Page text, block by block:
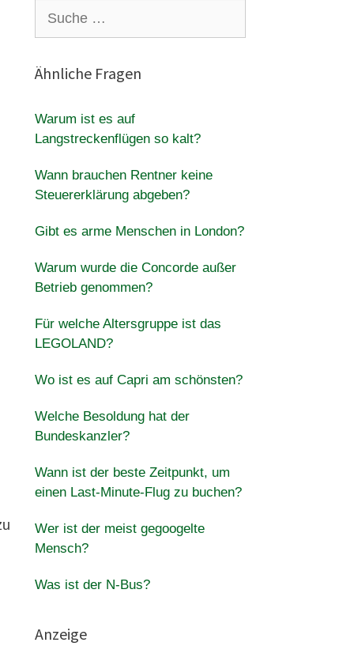
nach:
Ähnliche Fragen
Warum ist es auf
Langstreckenflügen so kalt?
Wann brauchen Rentner keine
Steuererklärung abgeben?
Gibt es arme Menschen in London?
Warum wurde die Concorde außer
Betrieb genommen?
Für welche Altersgruppe ist das
LEGOLAND?
Wo ist es auf Capri am schönsten?
Welche Besoldung hat der
Bundeskanzler?
Wann ist der beste Zeitpunkt, um
einen Last-Minute-Flug zu buchen?
Wer ist der meist gegoogelte
Mensch?
Was ist der N-Bus?
Anzeige